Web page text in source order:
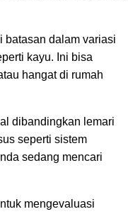
batasan dalam variasi
kayu. Ini bisa
hangat di rumah
dibandingkan lemari
seperti sistem
sedang mencari
mengevaluasi